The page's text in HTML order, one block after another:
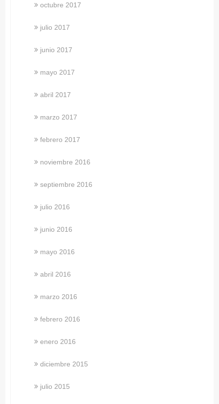
octubre 2017
julio 2017
junio 2017
mayo 2017
abril 2017
marzo 2017
febrero 2017
noviembre 2016
septiembre 2016
julio 2016
junio 2016
mayo 2016
abril 2016
marzo 2016
febrero 2016
enero 2016
diciembre 2015
julio 2015